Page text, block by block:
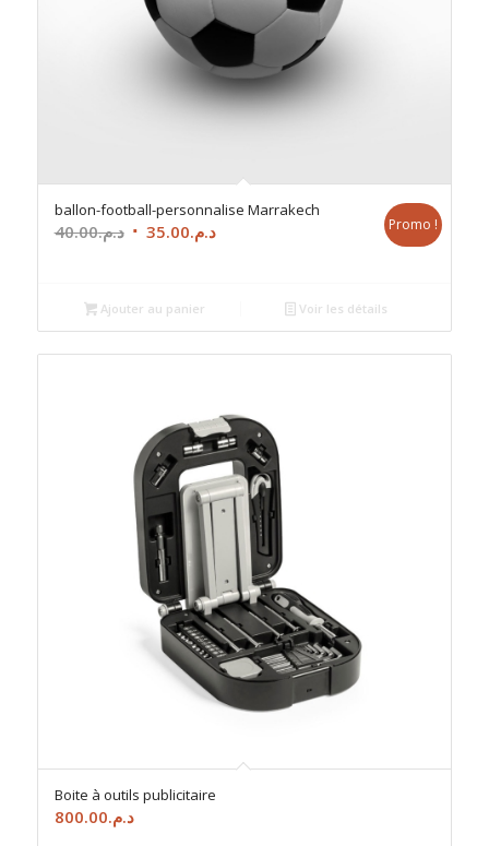
ballon-football-personnalise Marrakech
د.م.40.00
Le
était :
د.م.40.00.
د.م.35.00
Le
د.م.35.00.
Promo !
Ajouter au panier Voir les détails
Boite à outils publicitaire
د.م.800.00